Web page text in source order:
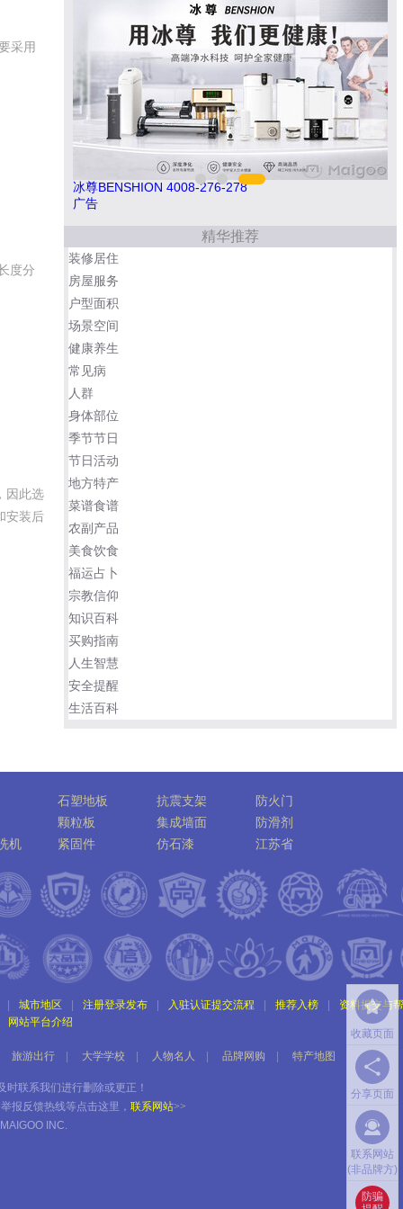
采用
度分
因此选
安装后
冰尊BENSHION 4008-276-278
广告
精华推荐
装修居住
房屋服务
户型面积
场景空间
健康养生
常见病
人群
身体部位
季节节日
节日活动
地方特产
菜谱食谱
农副产品
美食饮食
福运占卜
宗教信仰
知识百科
买购指南
人生智慧
安全提醒
生活百科
石塑地板 抗震支架
防火门
颗粒板
集成墙面
防滑剂
机
紧固件 仿石漆 江苏省
城市地区 注册登录发布 入驻认证提交流程 推荐入榜
资料提交与
网站平台介绍
旅游出行 大学学校 人物名人 品牌网购 特产地图
时联系我们进行删除或更正！
报反馈热线等点击这里， 联系网站>>
MAIGOO INC.
收藏页面
分享页面
联系网站
(非品牌方)
不做